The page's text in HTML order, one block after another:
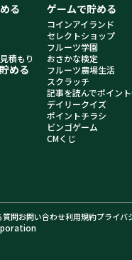
る
積もり
める
ゲームで貯める
コインアイランド
セレクトショップ
フルーツ学園
おさかな検定
フルーツ農場生活
スクラッチ
記事を読んでポイン
デイリークイズ
ポイントチラシ
ビンゴゲーム
CMくじ
質問お問い合わせ利用規約プライバ